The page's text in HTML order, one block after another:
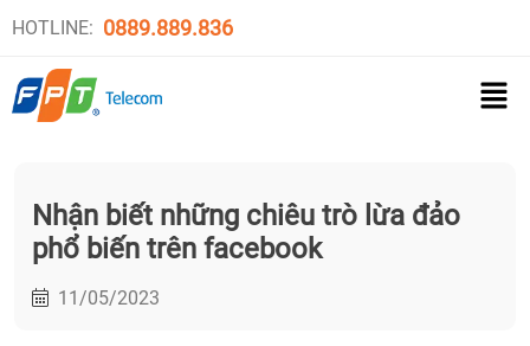
HOTLINE: 0889.889.836
Nhận biết những chiêu trò lừa đảo
phổ biến trên facebook
11/05/2023